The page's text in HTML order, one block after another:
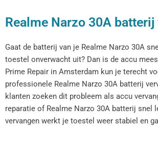
Realme Narzo 30A batterij
Gaat de batterij van je Realme Narzo 30A
toestel onverwacht uit? Dan is de accu
Prime Repair in Amsterdam kun je terecht
professionele Realme Narzo 30A batterij
klanten zoeken dit probleem als accu
reparatie of Realme Narzo 30A batterij snel
vervangen werkt je toestel weer stabiel en